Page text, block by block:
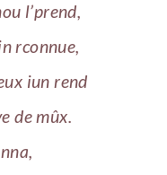
l’prend,
rconnue,
iun rend
de mûx.